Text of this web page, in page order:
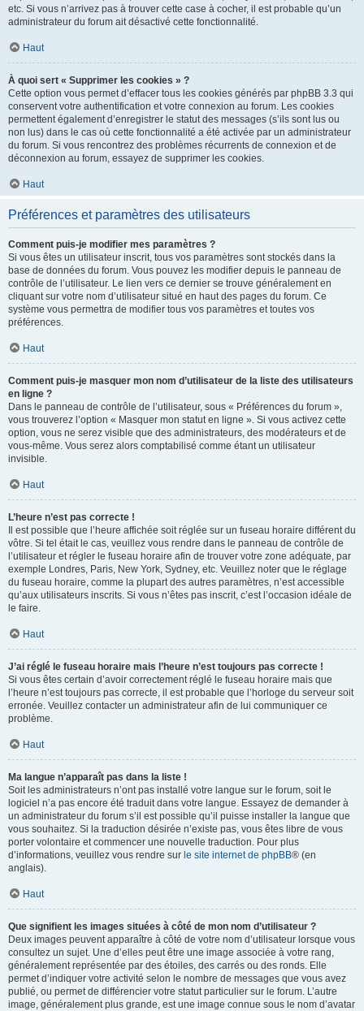
etc. Si vous n’arrivez pas à trouver cette case à cocher, il est probable qu’un
administrateur du forum ait désactivé cette fonctionnalité.
Haut
À quoi sert « Supprimer les cookies » ?
Cette option vous permet d’effacer tous les cookies générés par phpBB 3.3 qui
conservent votre authentification et votre connexion au forum. Les cookies
permettent également d’enregistrer le statut des messages (s’ils sont lus ou
non lus) dans le cas où cette fonctionnalité a été activée par un administrateur
du forum. Si vous rencontrez des problèmes récurrents de connexion et de
déconnexion au forum, essayez de supprimer les cookies.
Haut
Préférences et paramètres des utilisateurs
Comment puis-je modifier mes paramètres ?
Si vous êtes un utilisateur inscrit, tous vos paramètres sont stockés dans la
base de données du forum. Vous pouvez les modifier depuis le panneau de
contrôle de l’utilisateur. Le lien vers ce dernier se trouve généralement en
cliquant sur votre nom d’utilisateur situé en haut des pages du forum. Ce
système vous permettra de modifier tous vos paramètres et toutes vos
préférences.
Haut
Comment puis-je masquer mon nom d’utilisateur de la liste des utilisateurs
en ligne ?
Dans le panneau de contrôle de l’utilisateur, sous « Préférences du forum »,
vous trouverez l’option « Masquer mon statut en ligne ». Si vous activez cette
option, vous ne serez visible que des administrateurs, des modérateurs et de
vous-même. Vous serez alors comptabilisé comme étant un utilisateur
invisible.
Haut
L’heure n’est pas correcte !
Il est possible que l’heure affichée soit réglée sur un fuseau horaire différent du
vôtre. Si tel était le cas, veuillez vous rendre dans le panneau de contrôle de
l’utilisateur et régler le fuseau horaire afin de trouver votre zone adéquate, par
exemple Londres, Paris, New York, Sydney, etc. Veuillez noter que le réglage
du fuseau horaire, comme la plupart des autres paramètres, n’est accessible
qu’aux utilisateurs inscrits. Si vous n’êtes pas inscrit, c’est l’occasion idéale de
le faire.
Haut
J’ai réglé le fuseau horaire mais l’heure n’est toujours pas correcte !
Si vous êtes certain d’avoir correctement réglé le fuseau horaire mais que
l’heure n’est toujours pas correcte, il est probable que l’horloge du serveur soit
erronée. Veuillez contacter un administrateur afin de lui communiquer ce
problème.
Haut
Ma langue n’apparaît pas dans la liste !
Soit les administrateurs n’ont pas installé votre langue sur le forum, soit le
logiciel n’a pas encore été traduit dans votre langue. Essayez de demander à
un administrateur du forum s’il est possible qu’il puisse installer la langue que
vous souhaitez. Si la traduction désirée n’existe pas, vous êtes libre de vous
porter volontaire et commencer une nouvelle traduction. Pour plus
d’informations, veuillez vous rendre sur le site internet de phpBB® (en
anglais).
Haut
Que signifient les images situées à côté de mon nom d’utilisateur ?
Deux images peuvent apparaître à côté de votre nom d’utilisateur lorsque vous
consultez un sujet. Une d’elles peut être une image associée à votre rang,
généralement représentée par des étoiles, des carrés ou des ronds. Elle
permet d’indiquer votre activité selon le nombre de messages que vous avez
publié, ou permet de différencier votre statut particulier sur le forum. L’autre
image, généralement plus grande, est une image connue sous le nom d’avatar